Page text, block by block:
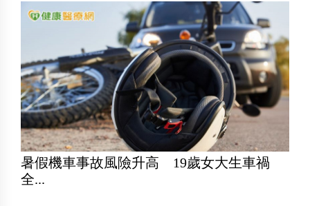
暑假機車事故風險升高 19歲女大生車禍
全...